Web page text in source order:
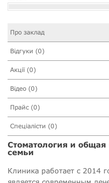
Про заклад
Відгуки (0)
Акції (0)
Відео (0)
Прайс (0)
Спеціалісти (0)
Стоматология и
семьи
Клиника работает с 2014